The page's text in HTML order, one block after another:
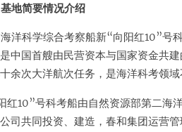
地简要情况介绍
洋科学综合考察船新“向阳红10”号
中国首艘由民营资本与国家资金共
余次大洋航次任务，是海洋科考领
红10”号科考船由自然资源部第二海
司共同投资、建造，春和集团运营